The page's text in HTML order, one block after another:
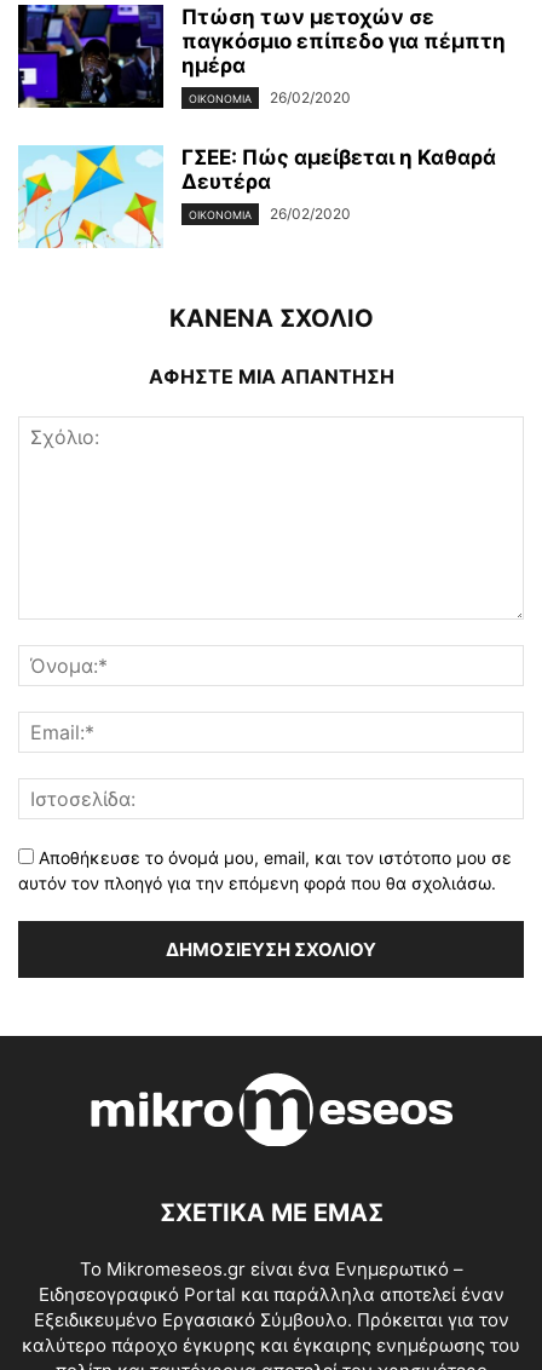
Πτώση των μετοχών σε
παγκόσμιο επίπεδο για πέμπτη
ημέρα
ΟΙΚΟΝΟΜΊΑ 26/02/2020
ΓΣΕΕ: Πώς αμείβεται η Καθαρά
Δευτέρα
ΟΙΚΟΝΟΜΊΑ 26/02/2020
ΚΑΝΕΝΑ ΣΧΟΛΙΟ
ΑΦΗΣΤΕ ΜΙΑ ΑΠΑΝΤΗΣΗ
Αποθήκευσε το όνομά μου, email, και τον ιστότοπο μου σε
αυτόν τον πλοηγό για την επόμενη φορά που θα σχολιάσω.
ΣΧΕΤΙΚΑ ΜΕ ΕΜΑΣ
Το Mikromeseos.gr είναι ένα Ενημερωτικό –
Ειδησεογραφικό Portal και παράλληλα αποτελεί έναν
Εξειδικευμένο Εργασιακό Σύμβουλο. Πρόκειται για τον
καλύτερο πάροχο έγκυρης και έγκαιρης ενημέρωσης του